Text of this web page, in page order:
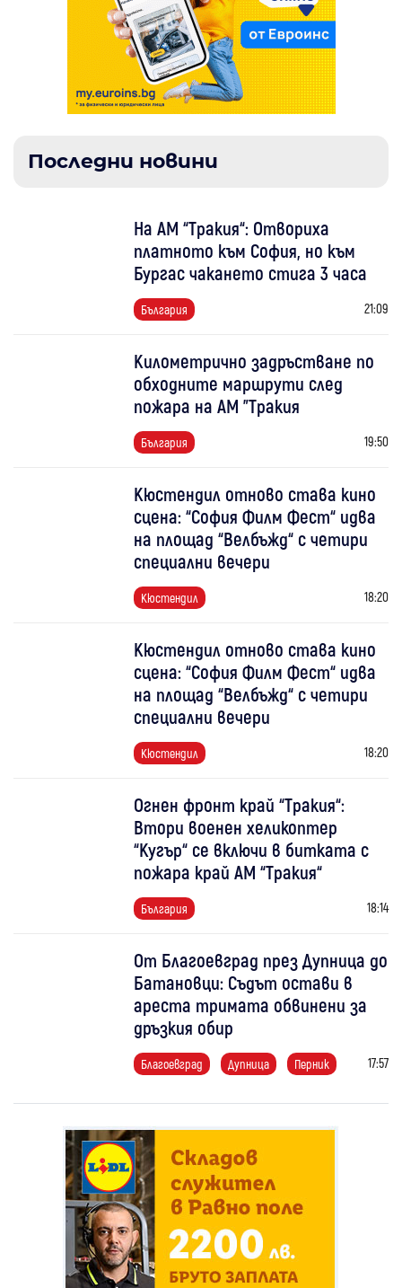
Последни новини
На АМ “Тракия“: Отвориха
платното към София, но към
Бургас чакането стига 3 часа
България 21:09
Километрично задръстване по
обходните маршрути след
пожара на АМ "Тракия
България 19:50
Кюстендил отново става кино
сцена: “София Филм Фест“ идва
на площад “Велбъжд“ с четири
специални вечери
Кюстендил 18:20
Кюстендил отново става кино
сцена: “София Филм Фест“ идва
на площад “Велбъжд“ с четири
специални вечери
Кюстендил 18:20
Огнен фронт край “Тракия“:
Втори военен хеликоптер
“Кугър“ се включи в битката с
пожара край АМ “Тракия“
България 18:14
От Благоевград през Дупница до
Батановци: Съдът остави в
ареста тримата обвинени за
дръзкия обир
Благоевград Дупница Перник 17:57